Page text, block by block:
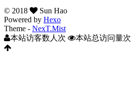
© 2018
Sun Hao
Powered by Hexo
Theme - NexT.Mist
本站访客数 人次 本站总访问量次